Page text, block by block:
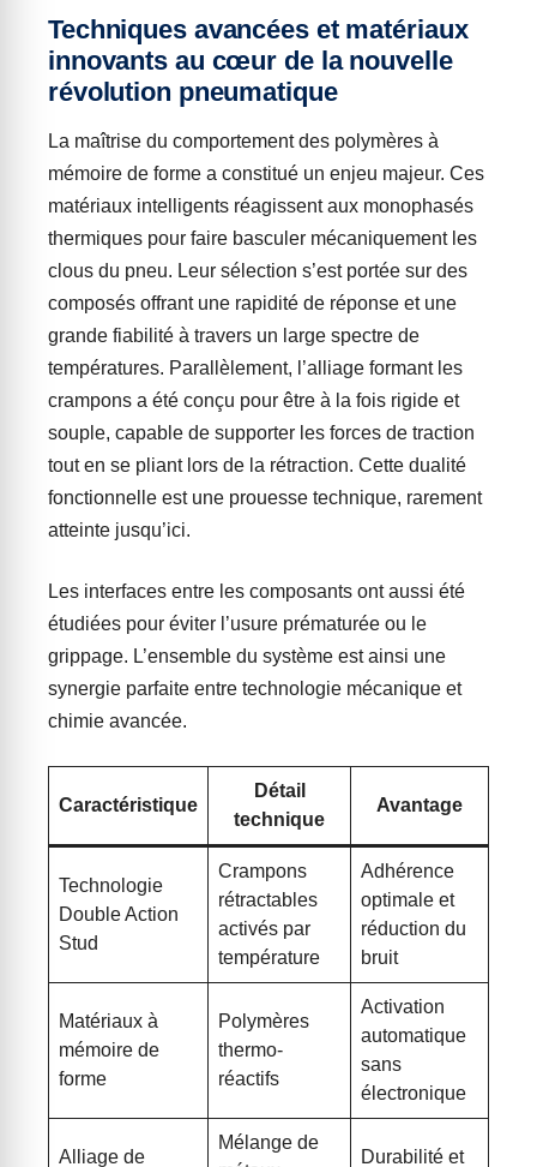
Techniques avancées et matériaux
innovants au cœur de la nouvelle
révolution pneumatique
La maîtrise du comportement des polymères à
mémoire de forme a constitué un enjeu majeur. Ces
matériaux intelligents réagissent aux monophasés
thermiques pour faire basculer mécaniquement les
clous du pneu. Leur sélection s’est portée sur des
composés offrant une rapidité de réponse et une
grande fiabilité à travers un large spectre de
températures. Parallèlement, l’alliage formant les
crampons a été conçu pour être à la fois rigide et
souple, capable de supporter les forces de traction
tout en se pliant lors de la rétraction. Cette dualité
fonctionnelle est une prouesse technique, rarement
atteinte jusqu’ici.
Les interfaces entre les composants ont aussi été
étudiées pour éviter l’usure prématurée ou le
grippage. L’ensemble du système est ainsi une
synergie parfaite entre technologie mécanique et
chimie avancée.
Caractéristique
Détail
technique
Avantage
Technologie
Double Action
Stud
Crampons
rétractables
activés par
température
Adhérence
optimale et
réduction du
bruit
Matériaux à
mémoire de
forme
Polymères
thermo-
réactifs
Activation
automatique
sans
électronique
Alliage de
Mélange de
Durabilité et